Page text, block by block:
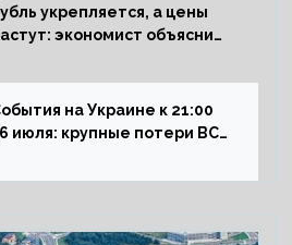
укрепляется, а цены
экономист объяснил
рынок РФ
на Украине к 21:00
июля: крупные потери ВСУ
Донбасс из